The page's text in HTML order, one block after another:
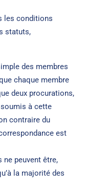
les conditions
statuts,
des membres
chaque membre
deux procurations,
soumis à cette
contraire du
est
peuvent être,
la majorité des